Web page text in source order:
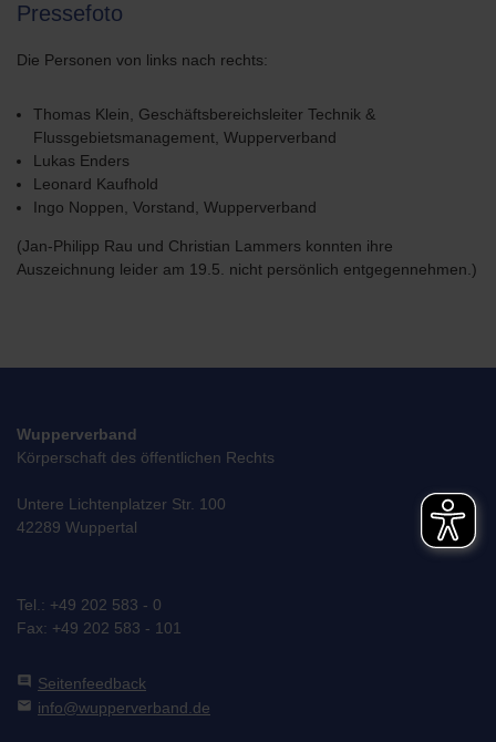
Pressefoto
Die Personen von links nach rechts:
Thomas Klein, Geschäftsbereichsleiter Technik &
Flussgebietsmanagement, Wupperverband
Lukas Enders
Leonard Kaufhold
Ingo Noppen, Vorstand, Wupperverband
(Jan-Philipp Rau und Christian Lammers konnten ihre
Auszeichnung leider am 19.5. nicht persönlich entgegennehmen.)
Wupperverband
Körperschaft des öffentlichen Rechts
Untere Lichtenplatzer Str. 100
42289 Wuppertal
Tel.: +49 202 583 - 0
Fax: +49 202 583 - 101
comment Seitenfeedback
mail info@wupperverband.de